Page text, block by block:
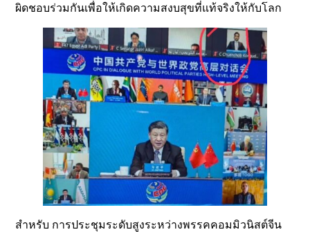
ผิดชอบร่วมกันเพื่อให้เกิดความสงบสุขที่แท้จริงให้กับโลก
สำหรับ การประชุมระดับสูงระหว่างพรรคคอมมิวนิสต์จีน